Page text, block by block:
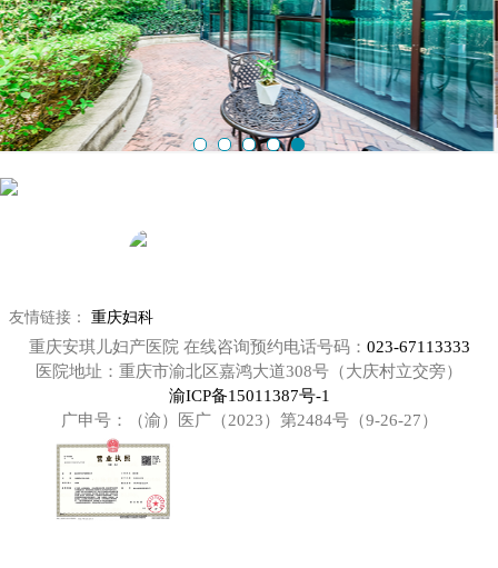
友情链接： 重庆妇科
重庆安琪儿妇产医院 在线咨询预约电话号码： 023-67113333
医院地址：重庆市渝北区嘉鸿大道308号（大庆村立交旁）
渝ICP备15011387号-1
广申号：（渝）医广（2023）第2484号（9-26-27）